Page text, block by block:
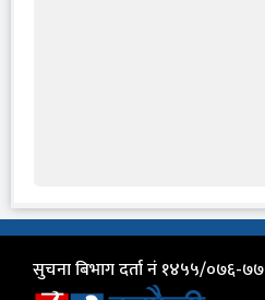
सुचना बिभाग दर्ता नं १४५५/०७६-७७